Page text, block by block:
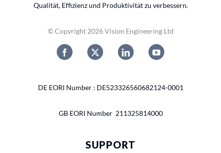
Qualität, Effizienz und Produktivität zu verbessern.
© Copyright 2026 Vision Engineering Ltd
DE EORI Number : DE523326560682124-0001
GB EORI Number 211325814000
SUPPORT